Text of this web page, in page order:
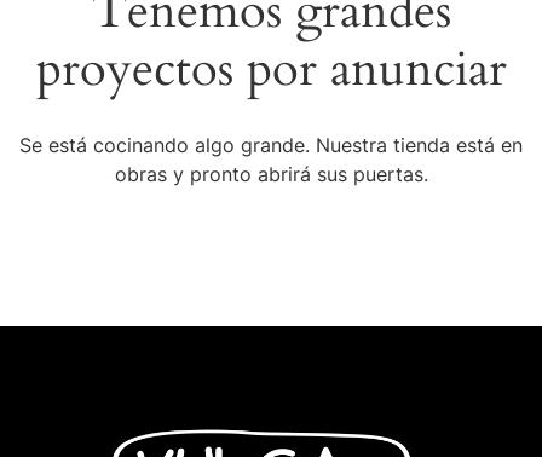
proyectos por anunciar
Se está cocinando algo grande. Nuestra tienda está en
obras y pronto abrirá sus puertas.